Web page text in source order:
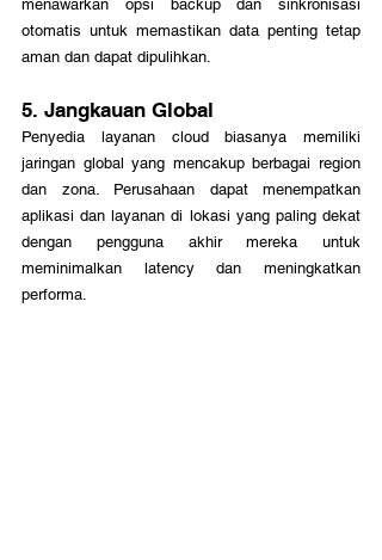
menawarkan opsi backup dan sinkronisasi
otomatis untuk memastikan data penting tetap
aman dan dapat dipulihkan.
5. Jangkauan Global
Penyedia layanan cloud biasanya memiliki
jaringan global yang mencakup berbagai region
dan zona. Perusahaan dapat menempatkan
aplikasi dan layanan di lokasi yang paling dekat
dengan pengguna akhir mereka untuk
meminimalkan latency dan meningkatkan
performa.